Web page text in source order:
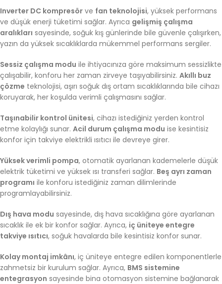
Inverter DC kompresör ve fan teknolojisi, yüksek performans
ve düşük enerji tüketimi sağlar. Ayrıca gelişmiş çalışma
aralıkları sayesinde, soğuk kış günlerinde bile güvenle çalışırken,
yazın da yüksek sıcaklıklarda mükemmel performans sergiler.
Sessiz çalışma modu ile ihtiyacınıza göre maksimum sessizlikte
çalışabilir, konforu her zaman zirveye taşıyabilirsiniz. Akıllı buz
çözme teknolojisi, aşırı soğuk dış ortam sıcaklıklarında bile cihazı
koruyarak, her koşulda verimli çalışmasını sağlar.
Taşınabilir kontrol ünitesi, cihazı istediğiniz yerden kontrol
etme kolaylığı sunar. Acil durum çalışma modu ise kesintisiz
konfor için takviye elektrikli ısıtıcı ile devreye girer.
Yüksek verimli pompa, otomatik ayarlanan kademelerle düşük
elektrik tüketimi ve yüksek ısı transferi sağlar. Beş ayrı zaman
programı ile konforu istediğiniz zaman dilimlerinde
programlayabilirsiniz.
Dış hava modu sayesinde, dış hava sıcaklığına göre ayarlanan
sıcaklık ile ek bir konfor sağlar. Ayrıca, iç üniteye entegre
takviye ısıtıcı, soğuk havalarda bile kesintisiz konfor sunar.
Kolay montaj imkânı, iç üniteye entegre edilen komponentlerle
zahmetsiz bir kurulum sağlar. Ayrıca, BMS sistemine
entegrasyon sayesinde bina otomasyon sistemine bağlanarak